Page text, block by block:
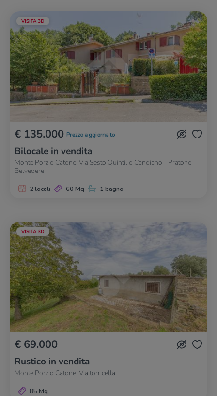
VISITA 3D
€ 135.000 Prezzo aggiornato
Bilocale in vendita
Monte Porzio Catone, Via Sesto Quintilio Candiano - Pratone-
Belvedere
2 locali 60 Mq 1 bagno
VISITA 3D
€ 69.000
Rustico in vendita
Monte Porzio Catone, Via torricella
85 Mq